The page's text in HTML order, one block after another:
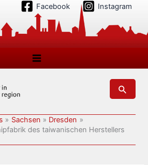
Facebook Instagram
Suchen
Sachsen
Dresden
des taiwanischen Herstellers